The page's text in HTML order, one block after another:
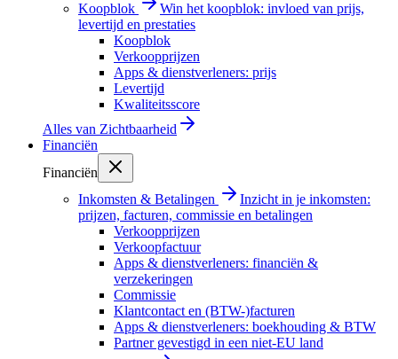
Koopblok
Win het koopblok: invloed van prijs,
levertijd en prestaties
Koopblok
Verkoopprijzen
Apps & dienstverleners: prijs
Levertijd
Kwaliteitsscore
Alles van Zichtbaarheid
Financiën
Financiën
Inkomsten & Betalingen
Inzicht in je inkomsten:
prijzen, facturen, commissie en betalingen
Verkoopprijzen
Verkoopfactuur
Apps & dienstverleners: financiën &
verzekeringen
Commissie
Klantcontact en (BTW-)facturen
Apps & dienstverleners: boekhouding & BTW
Partner gevestigd in een niet-EU land